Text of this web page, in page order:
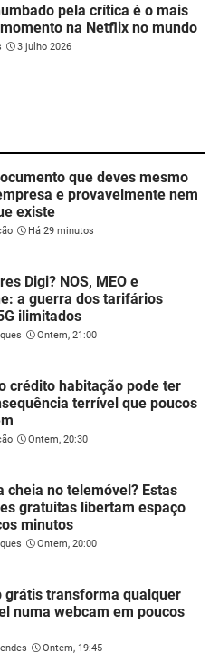
pela crítica é o mais
na Netflix no mundo
3 julho 2026
que deves mesmo
e provavelmente nem
existe
Há 29 minutos
Digi? NOS, MEO e
a guerra dos tarifários
ilimitados
Ontem, 21:00
crédito habitação pode ter
terrível que poucos
Ontem, 20:30
cheia no telemóvel? Estas
gratuitas libertam espaço
minutos
Ontem, 20:00
grátis transforma qualquer
numa webcam em poucos
Ontem, 19:45